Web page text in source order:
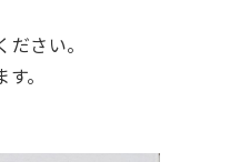
さい。
。